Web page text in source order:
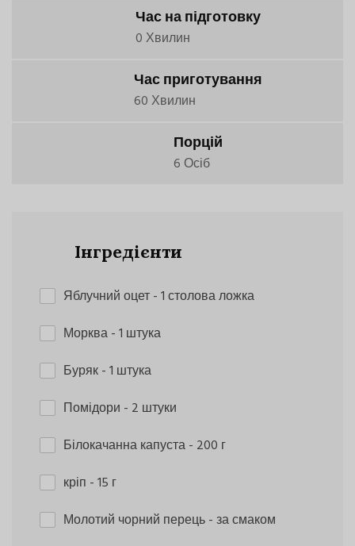
Час на підготовку
0 Хвилин
Час приготування
60 Хвилин
Порцій
6 Осіб
Інгредієнти
Яблучний оцет- 1 столова ложка
Морква- 1 штука
Буряк- 1 штука
Помідори - 2 штуки
Білокачанна капуста- 200 г
кріп - 15 г
Молотий чорний перець- за смаком